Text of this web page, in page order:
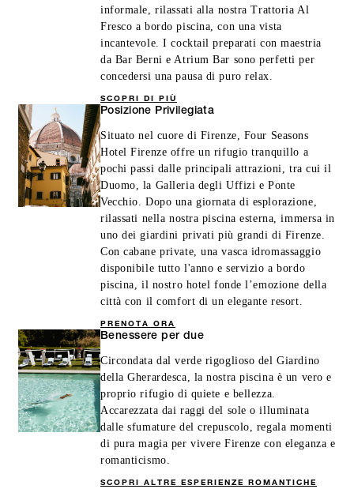
informale, rilassati alla nostra Trattoria Al
Fresco a bordo piscina, con una vista
incantevole. I cocktail preparati con maestria
da Bar Berni e Atrium Bar sono perfetti per
concedersi una pausa di puro relax.
SCOPRI DI PIÙ
Posizione Privilegiata
Situato nel cuore di Firenze, Four Seasons
Hotel Firenze offre un rifugio tranquillo a
pochi passi dalle principali attrazioni, tra cui il
Duomo, la Galleria degli Uffizi e Ponte
Vecchio. Dopo una giornata di esplorazione,
rilassati nella nostra piscina esterna, immersa in
uno dei giardini privati più grandi di Firenze.
Con cabane private, una vasca idromassaggio
disponibile tutto l'anno e servizio a bordo
piscina, il nostro hotel fonde l’emozione della
città con il comfort di un elegante resort.
PRENOTA ORA
Benessere per due
Circondata dal verde rigoglioso del Giardino
della Gherardesca, la nostra piscina è un vero e
proprio rifugio di quiete e bellezza.
Accarezzata dai raggi del sole o illuminata
dalle sfumature del crepuscolo, regala momenti
di pura magia per vivere Firenze con eleganza e
romanticismo.
SCOPRI ALTRE ESPERIENZE ROMANTICHE